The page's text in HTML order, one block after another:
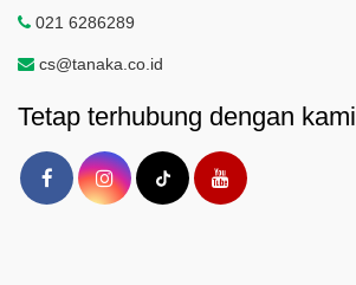
021 6286289
cs@tanaka.co.id
Tetap terhubung dengan kami